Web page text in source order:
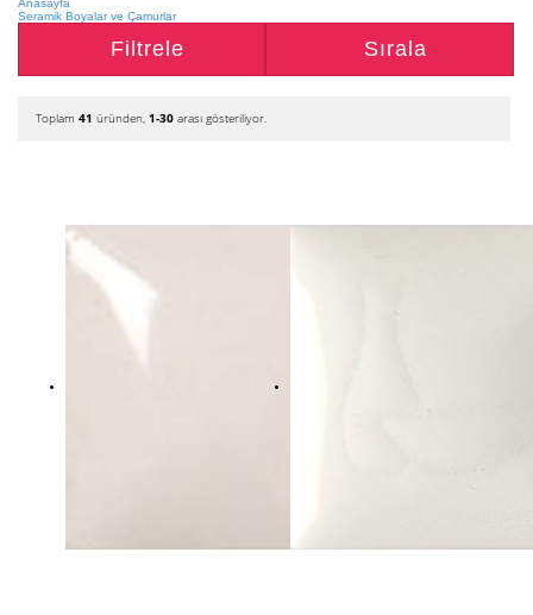
Anasayfa
Seramik Boyalar ve Çamurlar
Filtrele Sırala
Toplam 41 üründen, 1-30 arası gösteriliyor.